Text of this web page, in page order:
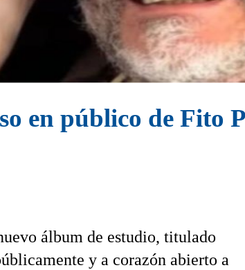
en público de Fito
álbum de estudio, titulado
y a corazón abierto a